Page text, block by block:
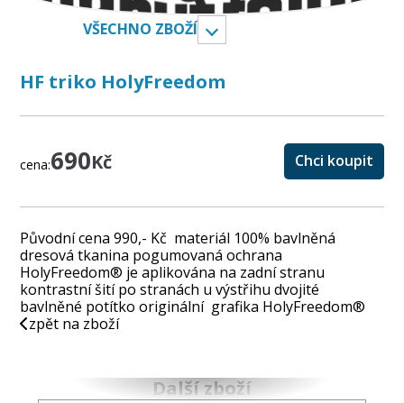
VŠECHNO ZBOŽÍ
HF triko HolyFreedom
cena:690Kč Chci koupit
Původní cena 990,- Kč materiál 100% bavlněná
dresová tkanina pogumovaná ochrana
HolyFreedom® je aplikována na zadní stranu
kontrastní šití po stranách u výstřihu dvojité
bavlněné potítko originální grafika HolyFreedom®
zpět na zboží
Další zboží